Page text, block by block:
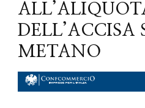
DELL’ACCISA
METANO